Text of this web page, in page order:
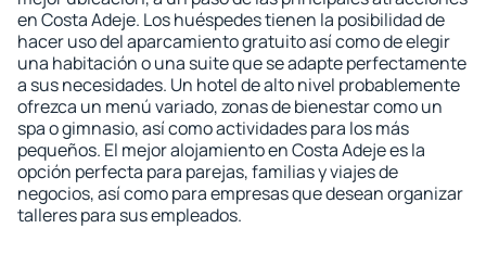
en Costa Adeje. Los huéspedes tienen la posibilidad de
hacer uso del aparcamiento gratuito así como de elegir
una habitación o una suite que se adapte perfectamente
a sus necesidades. Un hotel de alto nivel probablemente
ofrezca un menú variado, zonas de bienestar como un
spa o gimnasio, así como actividades para los más
pequeños. El mejor alojamiento en Costa Adeje es la
opción perfecta para parejas, familias y viajes de
negocios, así como para empresas que desean organizar
talleres para sus empleados.